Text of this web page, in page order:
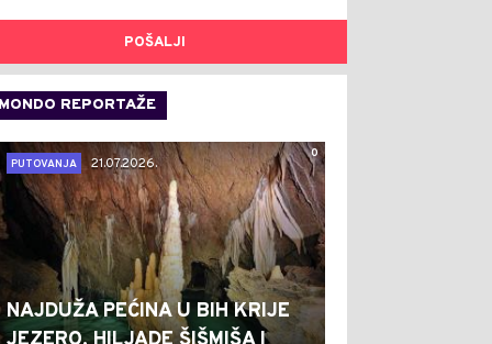
POŠALJI
MONDO REPORTAŽE
0
PUTOVANJA
21.07.2026.
NAJDUŽA PEĆINA U BIH KRIJE